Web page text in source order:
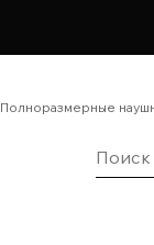
Полноразмерные